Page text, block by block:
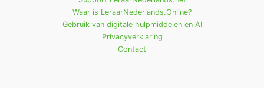
Waar is LeraarNederlands.Online?
Gebruik van digitale hulpmiddelen en AI
Privacyverklaring
Contact